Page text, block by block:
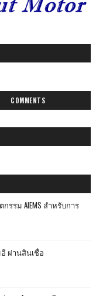
COMMENTS
รม AIEMS สำหรับการ
ผ่านสินเชื่อ